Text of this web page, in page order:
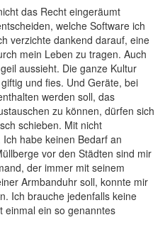
das Recht eingeräumt
welche Software ich
verzichte dankend darauf, eine
mein Leben zu tragen. Auch
aussieht. Die ganze Kultur
und fies. Und Geräte, bei
werden soll, das
zu können, dürfen sich
schieben. Mit nicht
habe keinen Bedarf an
vor den Städten sind mir
der immer mit seinem
Armbanduhr soll, konnte mir
Ich brauche jedenfalls keine
einmal ein so genanntes